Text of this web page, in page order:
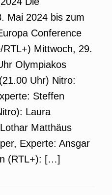
Mai 2024 bis zum
Conference
Mittwoch, 29.
Olympiakos
Uhr) Nitro:
Steffen
Laura
Matthäus
Experte: Ansgar
(RTL+): […]